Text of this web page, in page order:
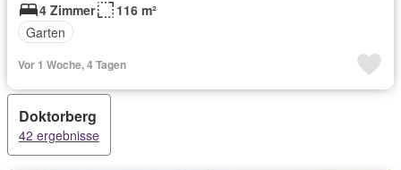
4 Zimmer
116 m²
Garten
Vor 1 Woche, 4 Tagen
Doktorberg
42 ergebnisse